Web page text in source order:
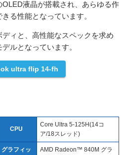
液晶が搭載され、あらゆる作
る性能となっています。
ィと、高性能なスペックを求め
ルとなっています。
ultra flip 14-fh
CPU
Core Ultra 5-125H(14コ
ア/18スレッド)
グラフィッ
AMD Radeon™ 840M グラ